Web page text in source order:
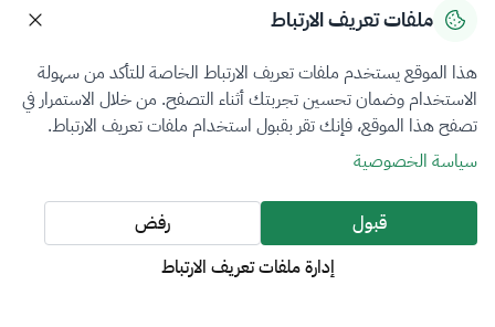
حمل تطبيقات الجوال
سياسة الخصوصية شروط الاستخدام خريطة الموقع
جميع الحقوق محفوظة 2026 © ZATCA.GOV.SA
تم تطويره وصيانته بواسطة هيئة الزكاة والضريبة والجمارك
ملفات تعريف الارتباط
هذا الموقع يستخدم ملفات تعريف الارتباط الخاصة للتأكد من سهولة
الاستخدام وضمان تحسين تجربتك أثناء التصفح. من خلال الاستمرار في
تصفح هذا الموقع، فإنك تقر بقبول استخدام ملفات تعريف الارتباط.
سياسة الخصوصية
قبول
رفض
إدارة ملفات تعريف الارتباط